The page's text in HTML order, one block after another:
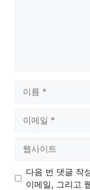
트
다음 번 댓글 작
이메일, 그리고